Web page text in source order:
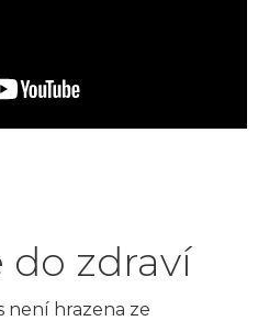
do zdraví
není hrazena ze